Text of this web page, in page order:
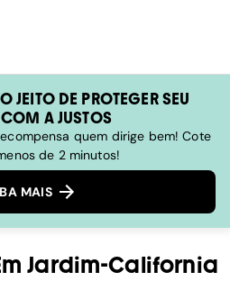
JEITO DE PROTEGER SEU
A JUSTOS
quem dirige bem! Cote
de 2 minutos!
MAIS
Jardim-California